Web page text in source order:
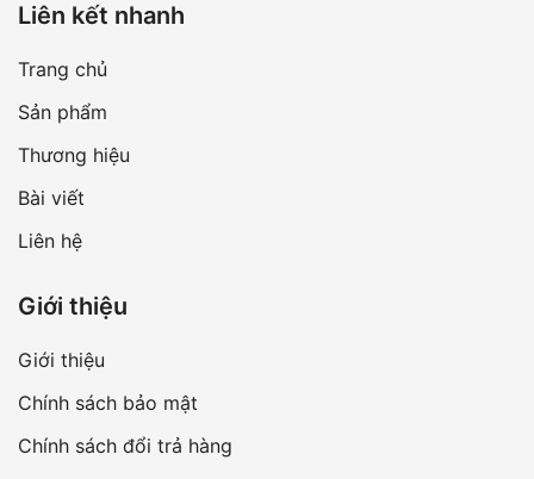
Liên kết nhanh
Trang chủ
Sản phẩm
Thương hiệu
Bài viết
Liên hệ
Giới thiệu
Giới thiệu
Chính sách bảo mật
Chính sách đổi trả hàng